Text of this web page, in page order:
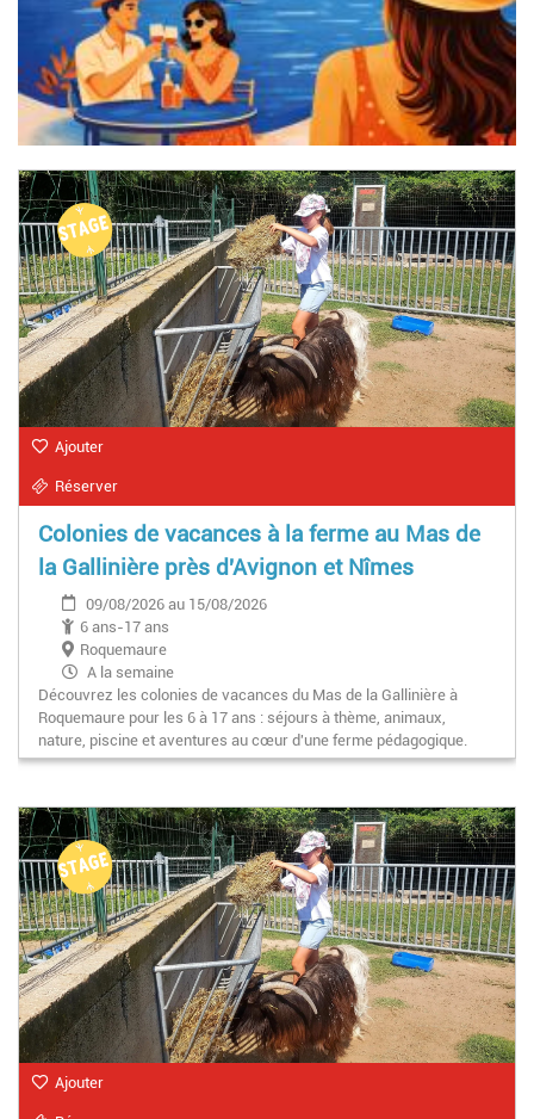
Ajouter
Réserver
Colonies de vacances à la ferme au Mas de
la Gallinière près d'Avignon et Nîmes
09/08/2026 au 15/08/2026
6 ans-17 ans
Roquemaure
A la semaine
Découvrez les colonies de vacances du Mas de la Gallinière à
Roquemaure pour les 6 à 17 ans : séjours à thème, animaux,
nature, piscine et aventures au cœur d'une ferme pédagogique.
Ajouter